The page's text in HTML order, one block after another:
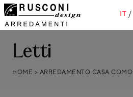
IT /
Letti
HOME > ARREDAMENTO CASA COMO